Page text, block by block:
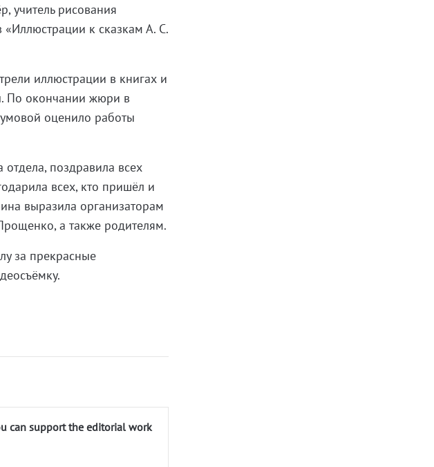
учитель рисования
к сказкам А. С.
иллюстрации в книгах и
По окончании жюри в
оценило работы
поздравила всех
всех, кто пришёл и
выразила организаторам
а также родителям.
за прекрасные
can support the editorial work